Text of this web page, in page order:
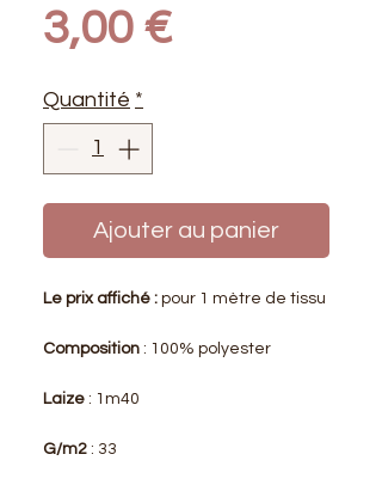
3,00 €Prix
Quantité *
Ajouter au panier
Le prix affiché : pour 1 mètre de tissu
Composition : 100% polyester
Laize : 1m40
G/m2 : 33